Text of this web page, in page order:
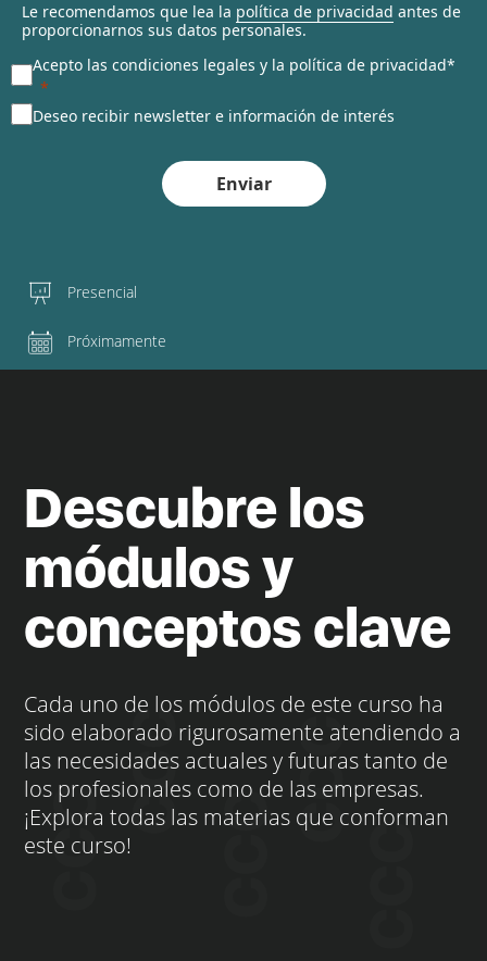
Le recomendamos que lea la política de privacidad antes de
proporcionarnos sus datos personales.
Acepto las condiciones legales y la política de privacidad*
Deseo recibir newsletter e información de interés
Enviar
Presencial
Próximamente
Descubre los
módulos y
conceptos clave
Cada uno de los módulos de este curso ha
sido elaborado rigurosamente atendiendo a
las necesidades actuales y futuras tanto de
los profesionales como de las empresas.
¡Explora todas las materias que conforman
este curso!